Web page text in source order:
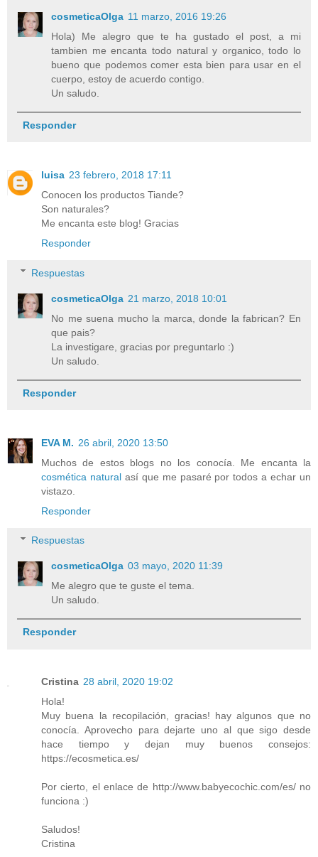
cosmeticaOlga 11 marzo, 2016 19:26
Hola) Me alegro que te ha gustado el post, a mi
tambien me encanta todo natural y organico, todo lo
bueno que podemos comer esta bien para usar en el
cuerpo, estoy de acuerdo contigo.
Un saludo.
Responder
luisa 23 febrero, 2018 17:11
Conocen los productos Tiande?
Son naturales?
Me encanta este blog! Gracias
Responder
Respuestas
cosmeticaOlga 21 marzo, 2018 10:01
No me suena mucho la marca, donde la fabrican? En
que pais?
La investigare, gracias por preguntarlo :)
Un saludo.
Responder
EVA M. 26 abril, 2020 13:50
Muchos de estos blogs no los conocía. Me encanta la
cosmética naturalasí que me pasaré por todos a echar un
vistazo.
Responder
Respuestas
cosmeticaOlga 03 mayo, 2020 11:39
Me alegro que te guste el tema.
Un saludo.
Responder
Cristina 28 abril, 2020 19:02
Hola!
Muy buena la recopilación, gracias! hay algunos que no
conocía. Aprovecho para dejarte uno al que sigo desde
hace tiempo y dejan muy buenos consejos:
https://ecosmetica.es/
Por cierto, el enlace de http://www.babyecochic.com/es/ no
funciona :)
Saludos!
Cristina